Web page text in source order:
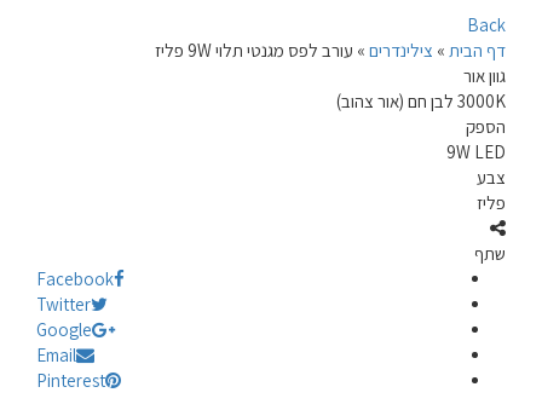
Back
דף הבית » צילינדרים » עורב לפס מגנטי תלוי 9W פליז
גוון אור
3000K לבן חם (אור צהוב)
הספק
9W LED
צבע
פליז
שתף
Facebook
Twitter
Google
Email
Pinterest